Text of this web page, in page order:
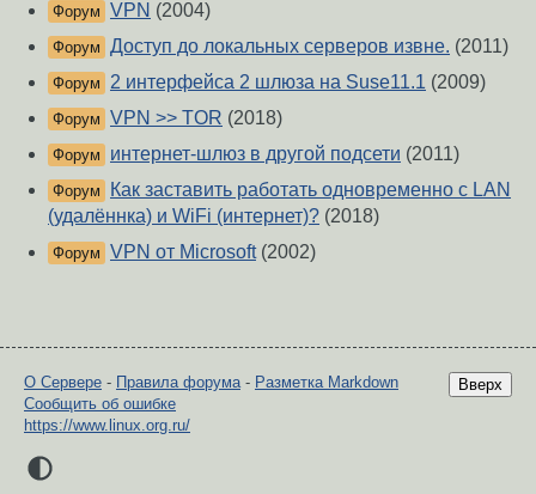
Форум VPN (2004)
Форум Доступ до локальных серверов извне. (2011)
Форум 2 интерфейса 2 шлюза на Suse11.1 (2009)
Форум VPN >> TOR (2018)
Форум интернет-шлюз в другой подсети (2011)
Форум
Как заставить работать одновременно с LAN
(удалённка) и WiFi (интернет)? (2018)
Форум VPN от Microsoft(2002)
Вверх
О Сервере - Правила форума- Разметка Markdown
Сообщить об ошибке
https://www.linux.org.ru/